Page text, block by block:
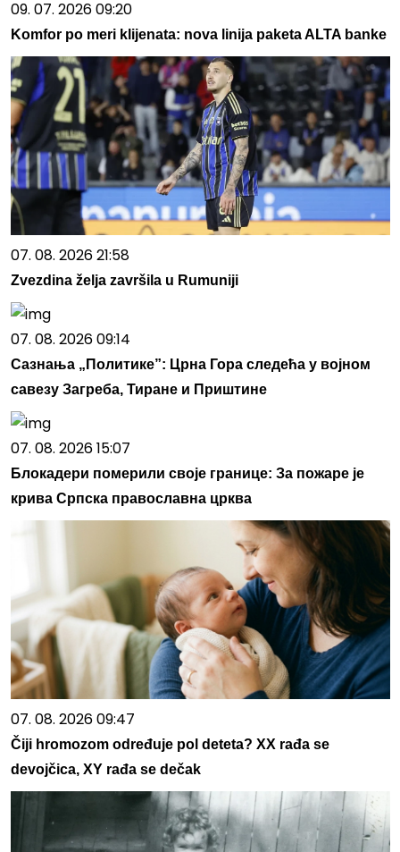
09. 07. 2026 09:20
Komfor po meri klijenata: nova linija paketa ALTA banke
07. 08. 2026 21:58
Zvezdina želja završila u Rumuniji
07. 08. 2026 09:14
Сазнања „Политике”: Црна Гора следећа у војном
савезу Загреба, Тиране и Приштине
07. 08. 2026 15:07
Блокадери померили своје границе: За пожаре је
крива Српска православна црква
07. 08. 2026 09:47
Čiji hromozom određuje pol deteta? XX rađa se
devojčica, XY rađa se dečak